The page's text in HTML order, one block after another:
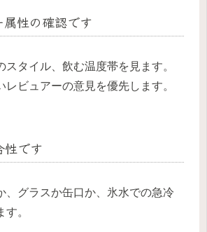
属性の確認です
スタイル、飲む温度帯を見ます。
レビュアーの意見を優先します。
性です
、グラスか缶口か、氷水での急冷
。